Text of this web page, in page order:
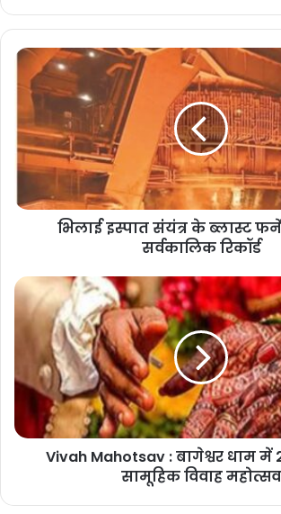
भोपाल तक पहुँची
मनमानियों की गूंज
September 24, 2025
मुख्यमंत्री डॉ. यादव ने कहा कि यह व्यापार मेला उज्जैन
स्थापित कर रहा है। आज उज्जैन पर्यटन ,संस्कृति, धार्मिक
का भी बड़ा केंद्र बन गया है। उज्जैन विकास के नये आयाम
बड़ी-बड़ी कंपनियां यहाँ आकर निवेश कर रही हैl
भिलाई इस्पात संंयंत्र के ब्लास्ट
सर्वकालिक रिकॉर्ड
Vivah Mahotsav : बागेश्वर धाम में
सामूहिक विवाह महोत्सव